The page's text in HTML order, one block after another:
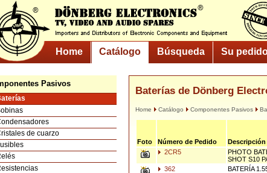
Home Catálogo Búsqueda Su
Pasivos
de cuarzo
Baterías de Dönberg
Home Catálogo Componentes Pasivos
Foto Número de Pedido Descripción
2CR5
PHOTO
SHOT S10
362 BATERÍA